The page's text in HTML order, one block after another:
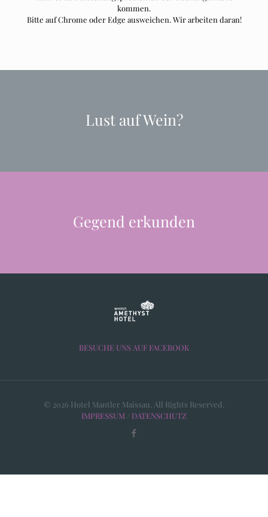
kommen.
Bitte auf Chrome oder Edge ausweichen. Wir arbeiten daran!
Lust auf Wein?
Gegend erkunden
BESUCHE UNS AUF FACEBOOK
© 2026 Hotel Mantler Maissau. All Rights Reserved.
IMPRESSUM / DATENSCHUTZ